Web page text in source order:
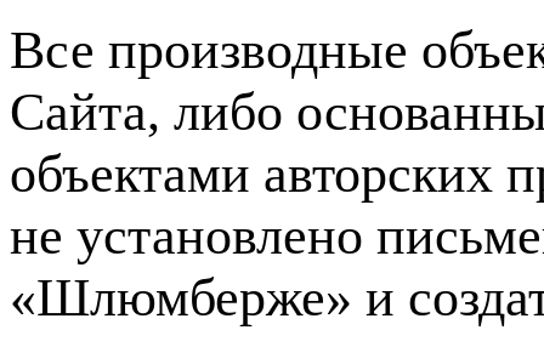
Все производные
Сайта, либо
объектами
не установлено
«Шлюмберже» и